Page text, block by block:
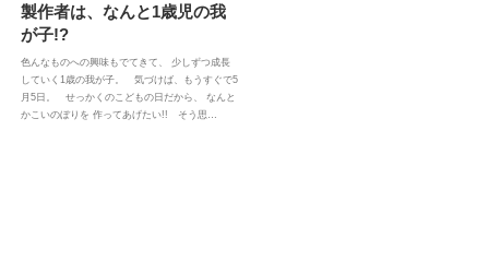
製作者は、なんと1歳児の我
が子!?
色んなものへの興味もでてきて、 少しずつ成長
していく1歳の我が子。 気づけば、もうすぐで5
月5日。 せっかくのこどもの日だから、 なんと
かこいのぼりを 作ってあげたい!! そう思…